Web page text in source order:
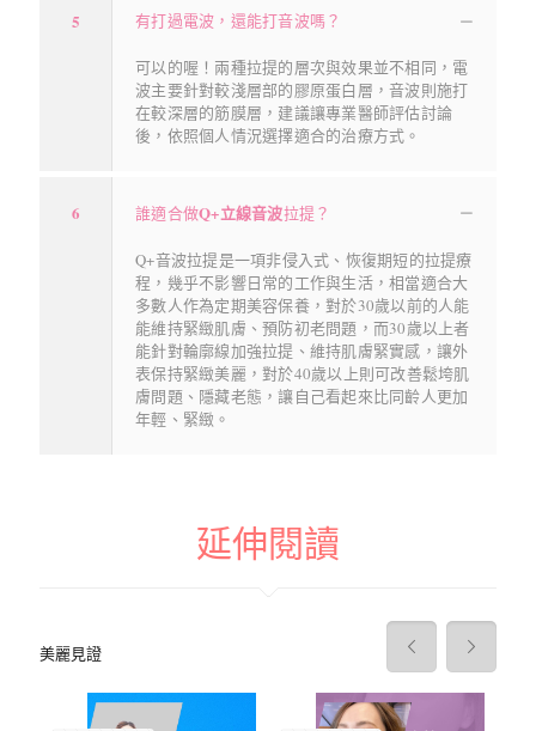
5 有打過電波，還能打音波嗎？
可以的喔！兩種拉提的層次與效果並不相同，電
波主要針對較淺層部的膠原蛋白層，音波則施打
在較深層的筋膜層，建議讓專業醫師評估討論
後，依照個人情況選擇適合的治療方式。
6 誰適合做Q+立線音波拉提？
Q+音波拉提是一項非侵入式、恢復期短的拉提療
程，幾乎不影響日常的工作與生活，相當適合大
多數人作為定期美容保養，對於30歲以前的人能
能維持緊緻肌膚、預防初老問題，而30歲以上者
能針對輪廓線加強拉提、維持肌膚緊實感，讓外
表保持緊緻美麗，對於40歲以上則可改善鬆垮肌
膚問題、隱藏老態，讓自己看起來比同齡人更加
年輕、緊緻。
延伸閱讀
美麗見證